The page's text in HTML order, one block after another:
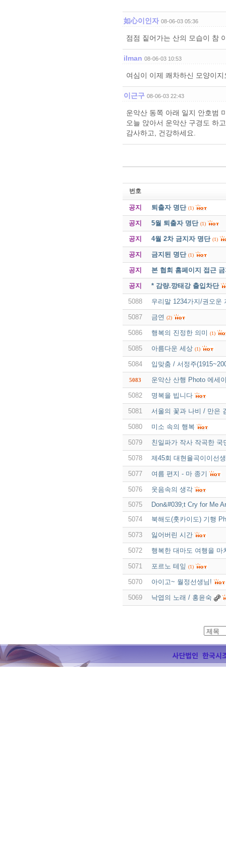
如心이인자 08-06-03 05:36
점점 짙어가는 산의 모습이 참
ilman 08-06-03 10:53
여심이 이제 쾌차하신 모양이
이근구 08-06-03 22:43
운악산 동쪽 아래 일지 안호범
오늘 앉아서 운악산 구경도 하
감사하고, 건강하세요.
번호
공지 퇴출자 명단 (1)
공지 5월 퇴출자 명단 (1)
공지 4월 2차 금지자 명단 (1)
공지 금지된 명단 (1)
공지 본 협회 홈페이지 접근
공지 * 감량.깡태강 출입차단
5088 우리말 1234가지/권오운
5087 금연 (2)
5086 행복의 진정한 의미 (1)
5085 아름다운 세상 (1)
5084 입맞춤 / 서정주
5083 운악산 산행 Photo 에세
5082 명복을 빕니다
5081 서울의 꽃과 나비 / 만은
5080 미소 속의 행복
5079 친일파가 작사 작곡한 국
5078 제45회 대현율곡이이선
5077 여름 편지 - 마 종기
5076
웃음속의 생각
5075
Don&#039;t Cry for Me
5074
북해도(훗카이도) 기행
5073 잃어버린 시간
5072 행복한 대마도 여행을 마
5071 포르노 테잎 (1)
5070 아이고~ 월정선생님!
5069 낙엽의 노래 / 홍윤숙